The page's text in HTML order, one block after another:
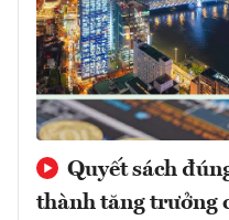
Quyết sách
thành tăng trưởng